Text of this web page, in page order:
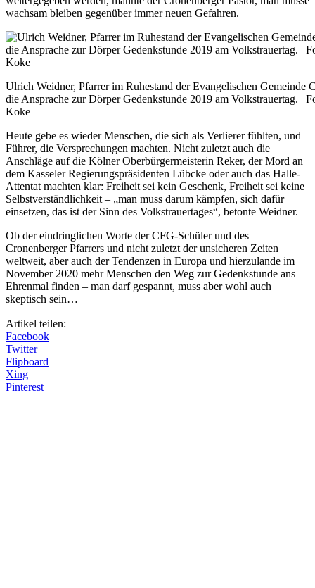
wachsam bleiben gegenüber immer neuen Gefahren.
Ulrich Weidner, Pfarrer im Ruhestand der Evangelischen Gemeinde
die Ansprache zur Dörper Gedenkstunde 2019 am Volkstrauertag. |
Koke
Heute gebe es wieder Menschen, die sich als Verlierer fühlten, und
Führer, die Versprechungen machten. Nicht zuletzt auch die
Anschläge auf die Kölner Oberbürgermeisterin Reker, der Mord an
dem Kasseler Regierungspräsidenten Lübcke oder auch das Halle-
Attentat machten klar: Freiheit sei kein Geschenk, Freiheit sei keine
Selbstverständlichkeit – „man muss darum kämpfen, sich dafür
einsetzen, das ist der Sinn des Volkstrauertages“, betonte Weidner.
Ob der eindringlichen Worte der CFG-Schüler und des
Cronenberger Pfarrers und nicht zuletzt der unsicheren Zeiten
weltweit, aber auch der Tendenzen in Europa und hierzulande im
November 2020 mehr Menschen den Weg zur Gedenkstunde ans
Ehrenmal finden – man darf gespannt, muss aber wohl auch
skeptisch sein…
Artikel teilen:
Facebook
Twitter
Flipboard
Xing
Pinterest